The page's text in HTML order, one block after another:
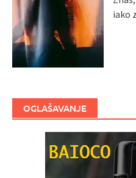
iako
OGLAŠAVANJE